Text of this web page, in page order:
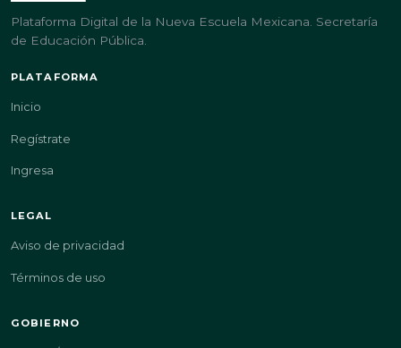
Plataforma Digital de la Nueva Escuela Mexicana. Secretaría
de Educación Pública.
PLATAFORMA
Inicio
Regístrate
Ingresa
LEGAL
Aviso de privacidad
Términos de uso
GOBIERNO